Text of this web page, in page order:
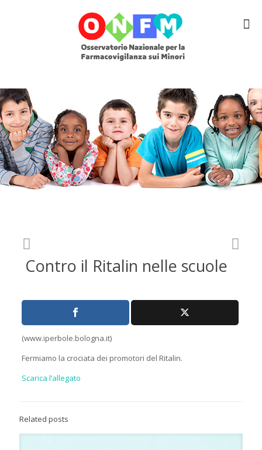
Contro il Ritalin nelle scuole
(www.iperbole.bologna.it)
Fermiamo la crociata dei promotori del Ritalin.
Scarica l’allegato
Related posts